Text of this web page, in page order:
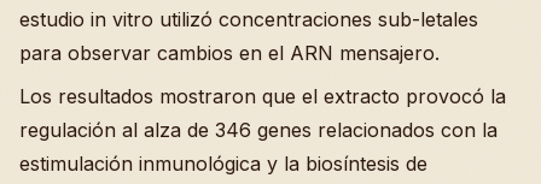
estudio in vitro utilizó concentraciones sub-letales
para observar cambios en el ARN mensajero.
Los resultados mostraron que el extracto provocó la
regulación al alza de 346 genes relacionados con la
estimulación inmunológica y la biosíntesis de